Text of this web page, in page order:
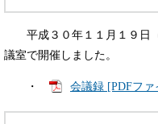
平成３０年１１月１９日
議室で開催しました。
・ 会議録 [PDFファ